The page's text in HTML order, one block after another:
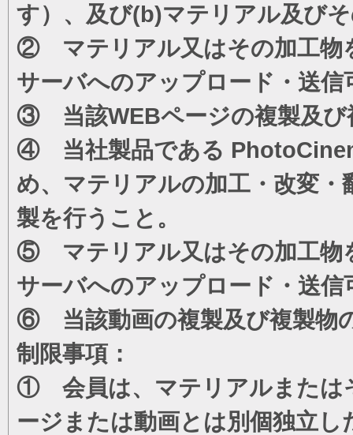
す）、及び(b)マテリアル及び
② マテリアル又はその加工物
サーバへのアップロード・送信
③ 当該WEBページの複製及び
④ 当社製品である
め、マテリアルの加工・改変
製を行うこと。
⑤ マテリアル又はその加工物
サーバへのアップロード・送信
⑥ 当該動画の複製及び複製物
制限事項：
① 会員は、マテリアルまたは
ージまたは動画とは別個独立